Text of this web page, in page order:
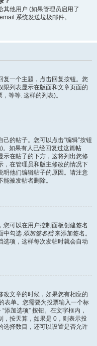
他用户 (如果管理员启用了
系统发送垃圾邮件。
复一个主题，点击回复按钮。您
限列表显示在版面和文章页面的
等等. 这样的列表)。
的帖子。您可以点击“编辑”按钮
。如果有人已经回复过这篇帖
示在帖子的下方，这将列出您修
，在管理员和版主修改的情况下
明他们编辑帖子的原因。请注意
被发帖者删除。
可以在用户控制面板创建签名
中勾选 添加签名档来添加签名。
选项，这样每次发帖时就会自动
改文章的时候，如果您有相应的
表单。您需要为投票输入一个标
加选项” 按钮。在文字框内，
，按天算，如果是 0，则表示投
选择数目，还可以设置是否允许